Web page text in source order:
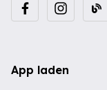
App laden